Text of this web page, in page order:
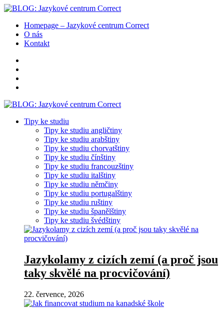
Homepage – Jazykové centrum Correct
O nás
Kontakt
Tipy ke studiu
Tipy ke studiu angličtiny
Tipy ke studiu arabštiny
Tipy ke studiu chorvatštiny
Tipy ke studiu čínštiny
Tipy ke studiu francouzštiny
Tipy ke studiu italštiny
Tipy ke studiu němčiny
Tipy ke studiu portugalštiny
Tipy ke studiu ruštiny
Tipy ke studiu španělštiny
Tipy ke studiu švédštiny
Jazykolamy z cizích zemí (a proč jsou
taky skvělé na procvičování)
22. července, 2026